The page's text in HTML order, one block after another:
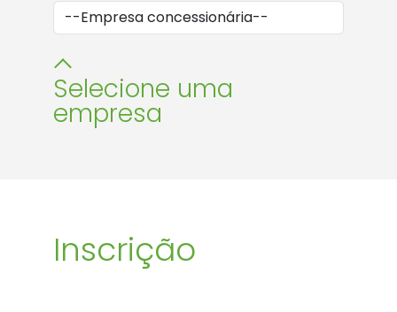
Selecione uma
empresa
Inscrição